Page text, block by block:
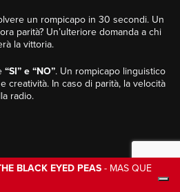
BLACK EYED PEAS - MAS QUE
un rompicapo in 30 secondi. Un
parità? Un’ulteriore domanda a chi
la vittoria.
“SI” e “NO”. Un rompicapo linguistico
creatività. In caso di parità, la velocità
radio.